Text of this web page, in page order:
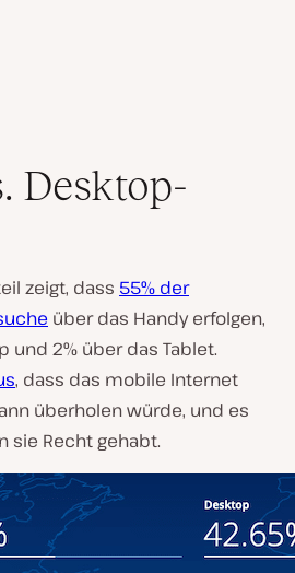
Desktop-
zeigt, dass 55% der
über das Handy erfolgen,
und 2% über das Tablet.
, dass das mobile Internet
überholen würde, und es
sie Recht gehabt.